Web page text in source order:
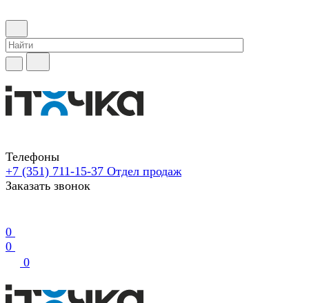
Телефоны
+7 (351) 711-15-37 Отдел продаж
Заказать звонок
0
0
0